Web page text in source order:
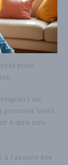
pour
requiert un
Voici
à dire non
l’avance ses